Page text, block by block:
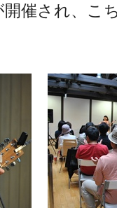
催され、こ